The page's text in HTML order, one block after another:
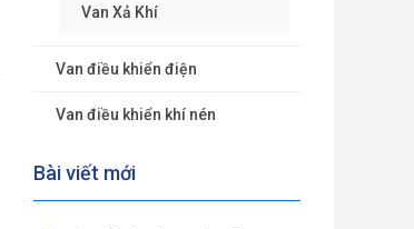
Van Xả Khí
Van điều khiển điện
Van điều khiển khí nén
Bài viết mới